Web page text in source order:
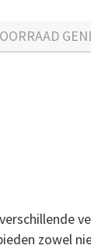
zowel